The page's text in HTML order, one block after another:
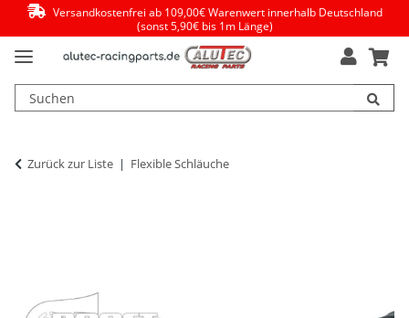
Versandkostenfrei ab 109,00€ Warenwert innerhalb Deutschland
(sonst 5,90€ bis 1m Länge)
Zurück zur Liste Flexible Schläuche